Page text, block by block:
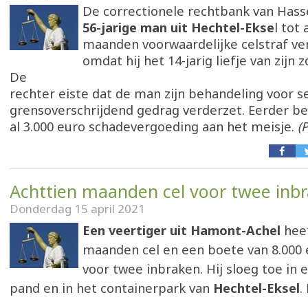
De correctionele rechtbank van
56-jarige man uit Hechtel-Eksel tot
maanden voorwaardelijke celstraf
omdat hij het 14-jarig liefje van zijn
De
rechter eiste dat de man zijn behandeling voor
grensoverschrijdend gedrag verderzet. Eerder
al 3.000 euro schadevergoeding aan het meisje.
Achttien maanden cel voor twee
Donderdag 15 april 2021
Een veertiger uit Hamont-Achel
maanden cel en een boete van
voor twee inbraken. Hij sloeg toe in
pand en in het containerpark van Hechtel-Eksel.